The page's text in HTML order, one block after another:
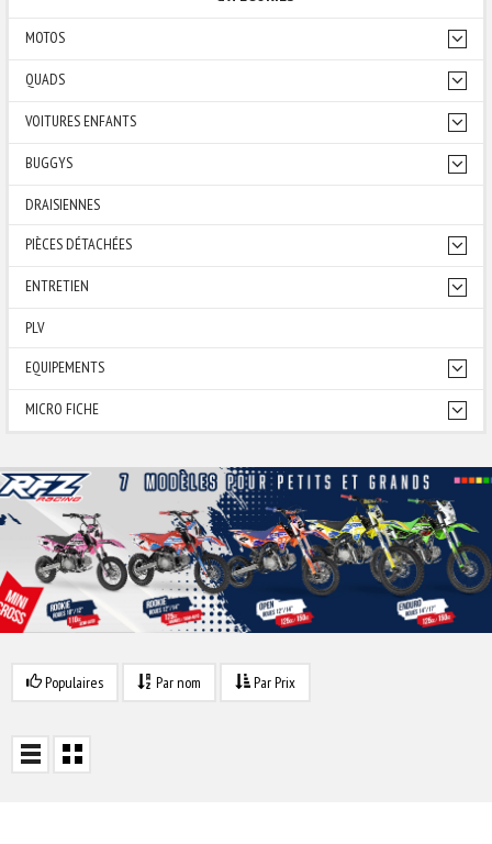
MOTOS
QUADS
VOITURES ENFANTS
BUGGYS
DRAISIENNES
PIÈCES DÉTACHÉES
ENTRETIEN
PLV
EQUIPEMENTS
MICRO FICHE
Populaires Par nom Par Prix